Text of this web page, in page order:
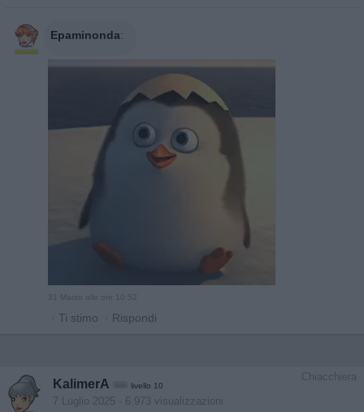
Epaminonda:
31 Marzo alle ore 10:52
· Ti stimo · Rispondi
Chiacchiera
KalimerA livello 10
7 Luglio 2025 - 6.973 visualizzazioni